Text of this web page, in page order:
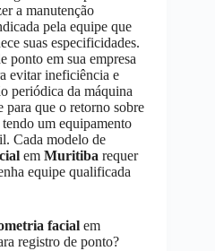
a manutenção
pela equipe que
suas especificidades.
ponto em sua empresa
evitar ineficiência e
periódica da máquina
para que o retorno sobre
um equipamento
Cada modelo de
em Muritiba requer
equipe qualificada
facial em
registro de ponto?